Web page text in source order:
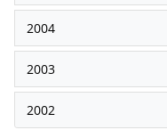
2004
2003
2002